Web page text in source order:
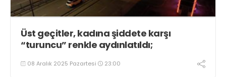
Üst geçitler, kadına şiddete karşı
“turuncu” renkle aydınlatıldı;
08 Aralık 2025 Pazartesi 23:00